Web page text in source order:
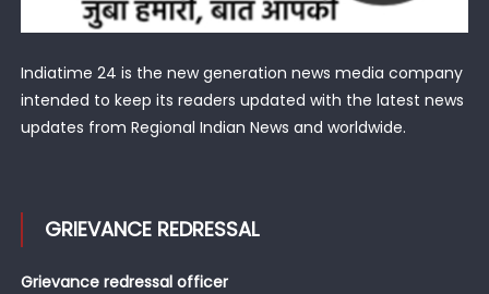
Indiatime 24 is the new generation news media company
intended to keep its readers updated with the latest news
updates from Regional Indian News and worldwide.
GRIEVANCE REDRESSAL
Grievance redressal officer